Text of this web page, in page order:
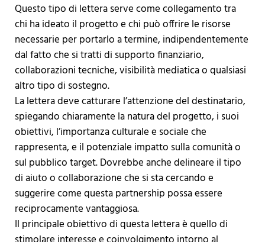
Questo tipo di lettera serve come collegamento tra
chi ha ideato il progetto e chi può offrire le risorse
necessarie per portarlo a termine, indipendentemente
dal fatto che si tratti di supporto finanziario,
collaborazioni tecniche, visibilità mediatica o qualsiasi
altro tipo di sostegno.
La lettera deve catturare l’attenzione del destinatario,
spiegando chiaramente la natura del progetto, i suoi
obiettivi, l’importanza culturale e sociale che
rappresenta, e il potenziale impatto sulla comunità o
sul pubblico target. Dovrebbe anche delineare il tipo
di aiuto o collaborazione che si sta cercando e
suggerire come questa partnership possa essere
reciprocamente vantaggiosa.
Il principale obiettivo di questa lettera è quello di